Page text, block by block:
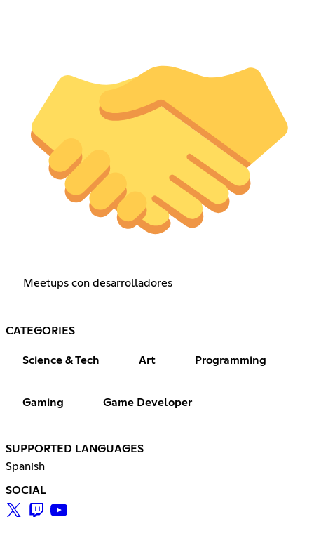
Meetups con desarrolladores
CATEGORIES
Science & Tech Art Programming
Gaming Game Developer
SUPPORTED LANGUAGES
Spanish
SOCIAL